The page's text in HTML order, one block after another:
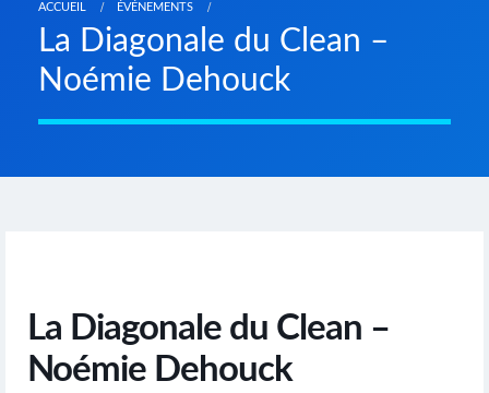
ACCUEIL ÉVÉNEMENTS
La Diagonale du Clean –
Noémie Dehouck
La Diagonale du Clean –
Noémie Dehouck